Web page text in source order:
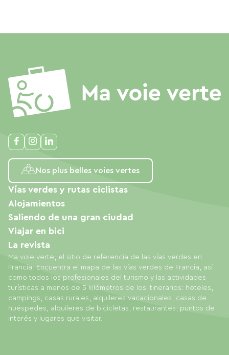
Nos plus belles voies vertes
Ma voie verte, el sitio de referencia de las vías verdes en
Francia. Encuentra el mapa de las vías verdes de Francia, así
como todos los profesionales del turismo y las actividades
turísticas a menos de 5 kilómetros de los itinerarios: hoteles,
campings, casas rurales, alquileres vacacionales, casas de
huéspedes, alquileres de bicicletas, restaurantes, puntos de
interés y lugares que visitar.
Vías verdes y rutas ciclistas
Alojamientos
Saliendo de una gran ciudad
Viajar en bici
La revista